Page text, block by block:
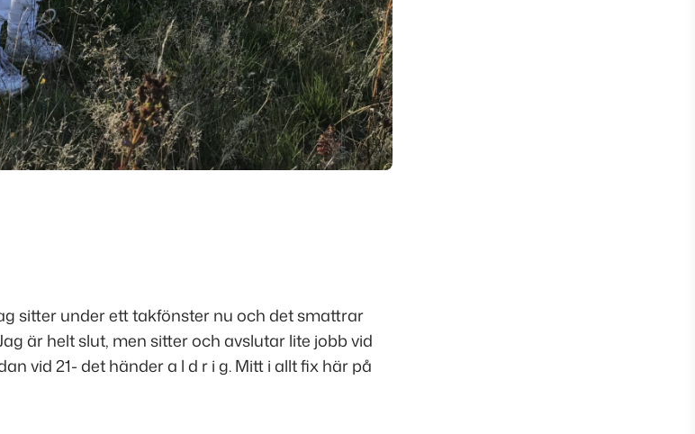
sitter under ett takfönster nu och det smattrar
är helt slut, men sitter och avslutar lite jobb vid
vid 21- det händer a l d r i g. Mitt i allt fix här på